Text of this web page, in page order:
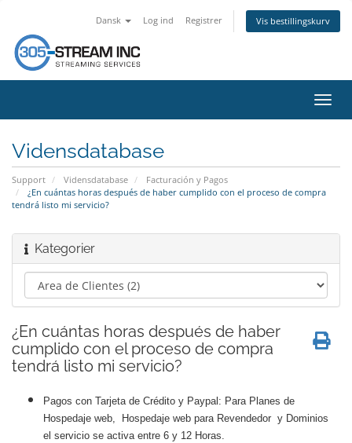
Dansk Log ind Registrer Vis bestillingskurv
Skift
Vidensdatabase
Support Vidensdatabase
Facturación y Pagos
¿En cuántas horas después de haber cumplido con el proceso de compra
tendrá listo mi servicio?
Kategorier
¿En cuántas horas después de haber
cumplido con el proceso de compra
tendrá listo mi servicio?
Pagos con Tarjeta de Crédito y Paypal: Para Planes de
Hospedaje web, Hospedaje web para Revendedor y Dominios
el servicio se activa entre 6 y 12 Horas.